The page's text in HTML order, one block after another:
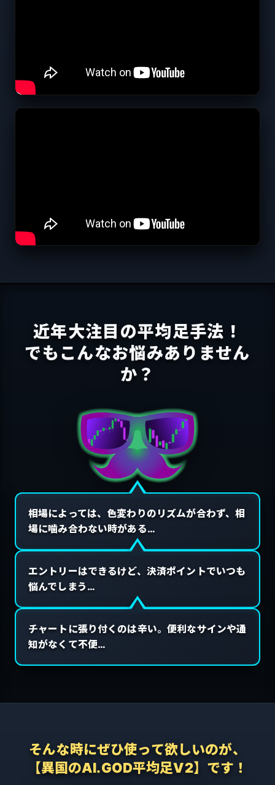
近年大注目の平均足手法！
でもこんなお悩みありません
か？
相場によっては、色変わりのリズムが合わず、相
場に噛み合わない時がある…
エントリーはできるけど、決済ポイントでいつも
悩んでしまう…
チャートに張り付くのは辛い。便利なサインや通
知がなくて不便…
そんな時にぜひ使って欲しいのが、
【異国のAI.GOD平均足V2】です！